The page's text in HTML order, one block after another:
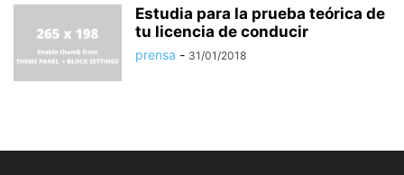
Estudia para la prueba teórica de
tu licencia de conducir
prensa - 31/01/2018